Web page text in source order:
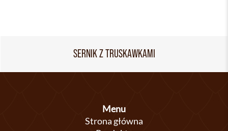
SERNIK Z TRUSKAWKAMI
Menu
Strona główna